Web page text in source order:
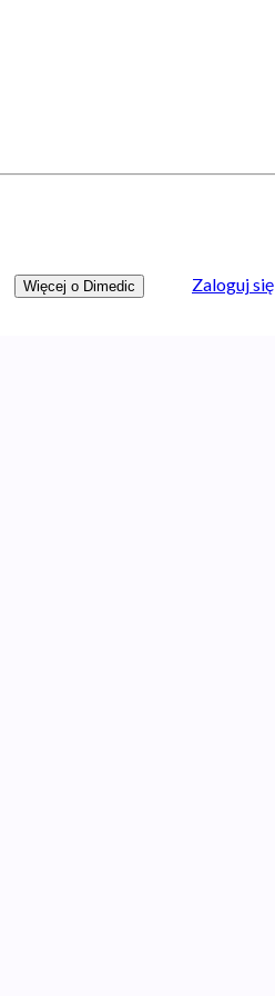
Więcej o Dimedic Zaloguj się